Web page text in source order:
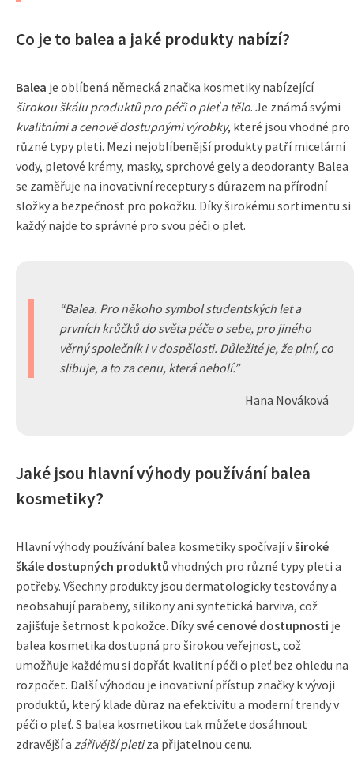
Co je to balea a jaké produkty nabízí?
Balea je oblíbená německá značka kosmetiky nabízející
širokou škálu produktů pro péči o pleť a tělo. Je známá svými
kvalitními a cenově dostupnými výrobky, které jsou vhodné pro
různé typy pleti. Mezi nejoblíbenější produkty patří micelární
vody, pleťové krémy, masky, sprchové gely a deodoranty. Balea
se zaměřuje na inovativní receptury s důrazem na přírodní
složky a bezpečnost pro pokožku. Díky širokému sortimentu si
každý najde to správné pro svou péči o pleť.
Balea. Pro někoho symbol studentských let a
prvních krůčků do světa péče o sebe, pro jiného
věrný společník i v dospělosti. Důležité je, že plní, co
slibuje, a to za cenu, která nebolí.
Hana Nováková
Jaké jsou hlavní výhody používání balea
kosmetiky?
Hlavní výhody používání balea kosmetiky spočívají vširoké
škále dostupných produktů vhodných pro různé typy pleti a
potřeby. Všechny produkty jsou dermatologicky testovány a
neobsahují parabeny, silikony ani syntetická barviva, což
zajišťuje šetrnost k pokožce. Díkysvé cenové dostupnosti je
balea kosmetika dostupná pro širokou veřejnost, což
umožňuje každému si dopřát kvalitní péči o pleť bez ohledu na
rozpočet. Další výhodou je inovativní přístup značky k vývoji
produktů, který klade důraz na efektivitu a moderní trendy v
péči o pleť. S balea kosmetikou tak můžete dosáhnout
zdravější a zářivější pletiza přijatelnou cenu.